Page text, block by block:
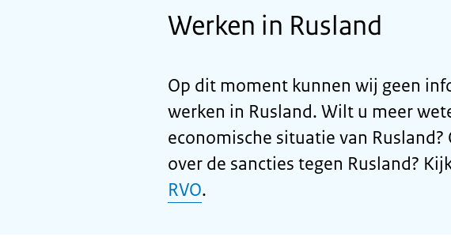
Werken in Rusland
Op dit moment kunnen wij geen
werken in Rusland. Wilt u meer
economische situatie van
over de sancties tegen Rusland?
RVO.